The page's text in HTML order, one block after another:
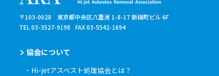
〒103-0028 東京都中央区八重洲 1-8-17 新槇町ビル 6F
TEL 03-3527-9198
FAX 03-5542-1694
協会について
Hi-jetアスベスト処理協会とは？